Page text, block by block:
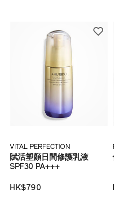
VITAL PERFECTION
賦活塑顏日間修護乳液
SPF30 PA+++
HK$790